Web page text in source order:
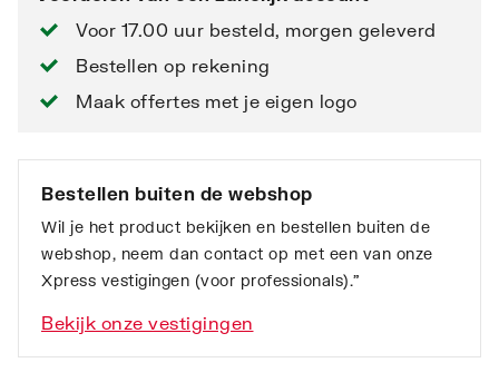
Voor 17.00 uur besteld, morgen geleverd
Bestellen op rekening
Maak offertes met je eigen logo
Bestellen buiten de webshop
Wil je het product bekijken en bestellen buiten de
webshop, neem dan contact op met een van onze
Xpress vestigingen (voor professionals).”
Bekijk onze vestigingen